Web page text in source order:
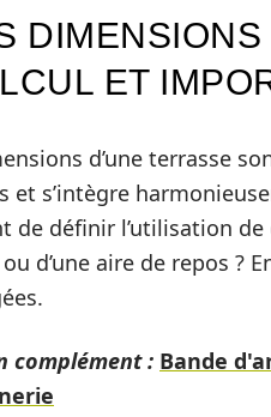
ET
d’une terrasse
et s’intègre
de définir l’utilisation de
d’une aire de repos ?
complément : Bande